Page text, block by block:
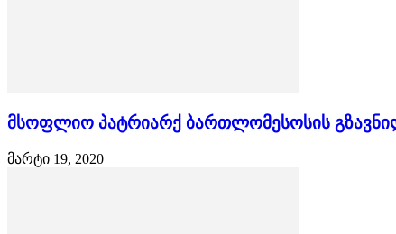
მსოფლიო პატრიარქ ბართლომესოსის
მარტი 19, 2020